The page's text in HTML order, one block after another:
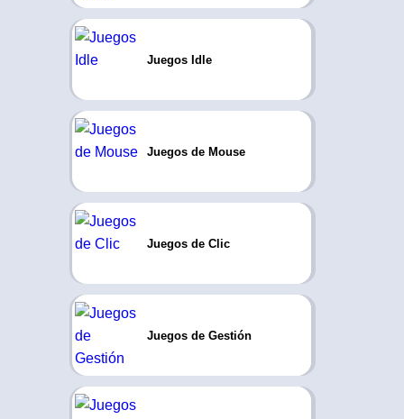
Juegos Idle
Juegos de Mouse
Juegos de Clic
Juegos de Gestión